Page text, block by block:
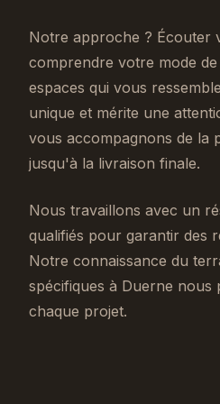
Notre approche ? Écouter
comprendre votre mode
espaces qui vous
unique et mérite une
vous accompagnons de la
jusqu'à la livraison finale.
Nous travaillons avec un
qualifiés pour garantir des
Notre connaissance du
spécifiques à Duerne nous
chaque projet.